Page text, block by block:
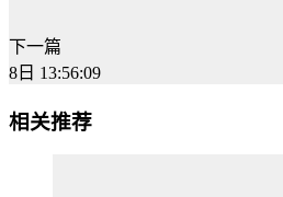
下一篇
8日 13:56:09
相关推荐